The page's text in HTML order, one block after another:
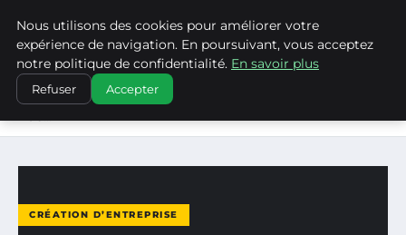
WP CAPE
ACCUEIL
CRÉATION D’ENTREPRISE
ROVODI : UNE NOUVELLE ADRESSE À EXPLORER POUR
CRÉATION D’ENTREPRISE
Nous utilisons des cookies pour améliorer votre
expérience de navigation. En poursuivant, vous acceptez
notre politique de confidentialité. En savoir plus
Refuser Accepter